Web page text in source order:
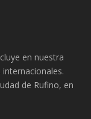
en nuestra
de Rufino, en